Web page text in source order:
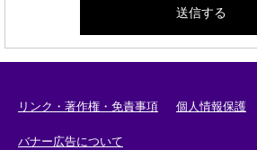
リンク・著作権・免責事項 個人情報保護
バナー広告について